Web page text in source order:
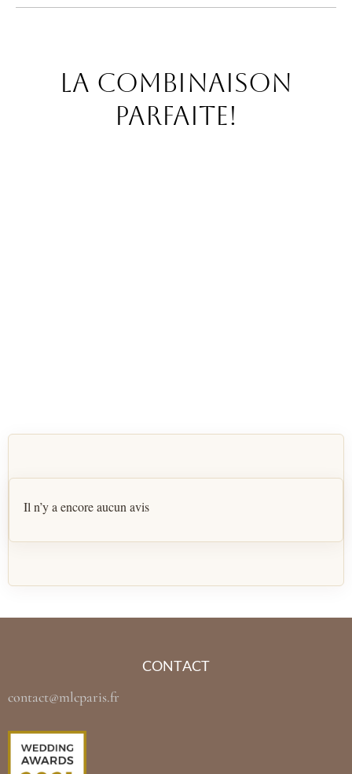
La combinaison
parfaite!
Il n’y a encore aucun avis
CONTACT
contact@mlcparis.fr